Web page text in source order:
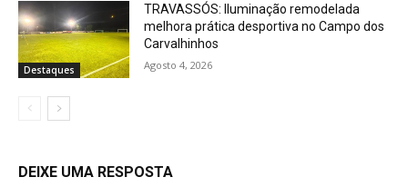
Destaques
TRAVASSÓS: Iluminação remodelada
melhora prática desportiva no Campo dos
Carvalhinhos
Agosto 4, 2026
DEIXE UMA RESPOSTA